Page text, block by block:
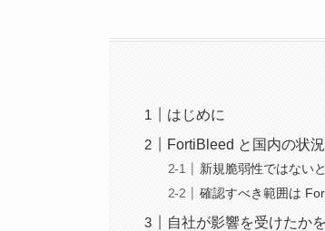
はじめに
FortiBleed と国内の状
新規脆弱性ではない
確認すべき範囲は
自社が影響を受けたか